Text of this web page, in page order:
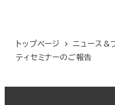
トップページ ニュース＆
ティセミナーのご報告